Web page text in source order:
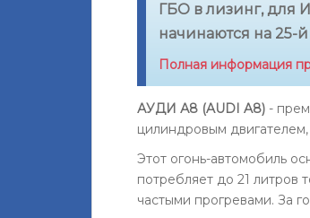
ГБО в лизинг, для
начинаются на 25-
Полная информация
АУДИ А8 (AUDI A8) -
цилиндровым
Этот огонь-автомобиль
потребляет до 21 литров
частыми прогревами. За